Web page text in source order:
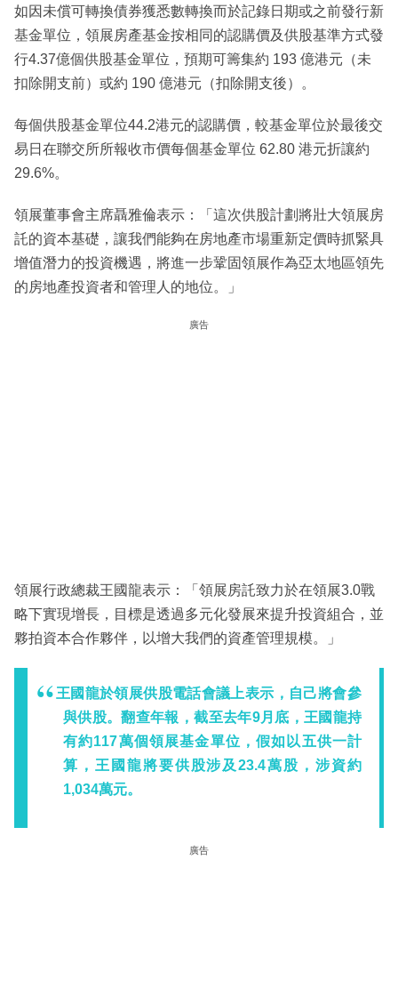
如因未償可轉換債券獲悉數轉換而於記錄日期或之前發行新
基金單位，領展房產基金按相同的認購價及供股基準方式發
行4.37億個供股基金單位，預期可籌集約 193 億港元（未
扣除開支前）或約 190 億港元（扣除開支後）。
每個供股基金單位44.2港元的認購價，較基金單位於最後交
易日在聯交所所報收市價每個基金單位 62.80 港元折讓約
29.6%。
領展董事會主席聶雅倫表示：「這次供股計劃將壯大領展房
託的資本基礎，讓我們能夠在房地產市場重新定價時抓緊具
增值潛力的投資機遇，將進一步鞏固領展作為亞太地區領先
的房地產投資者和管理人的地位。」
廣告
領展行政總裁王國龍表示：「領展房託致力於在領展3.0戰
略下實現增長，目標是透過多元化發展來提升投資組合，並
夥拍資本合作夥伴，以增大我們的資產管理規模。」
王國龍於領展供股電話會議上表示，自己將會參
與供股。翻查年報，截至去年9月底，王國龍持
有約117萬個領展基金單位，假如以五供一計
算，王國龍將要供股涉及23.4萬股，涉資約
1,034萬元。
廣告